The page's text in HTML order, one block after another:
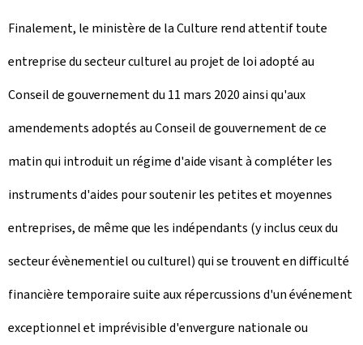
Finalement, le ministère de la Culture rend attentif toute
entreprise du secteur culturel au projet de loi adopté au
Conseil de gouvernement du 11 mars 2020 ainsi qu'aux
amendements adoptés au Conseil de gouvernement de ce
matin qui introduit un régime d'aide visant à compléter les
instruments d'aides pour soutenir les petites et moyennes
entreprises, de même que les indépendants (y inclus ceux du
secteur évènementiel ou culturel) qui se trouvent en difficulté
financière temporaire suite aux répercussions d'un événement
exceptionnel et imprévisible d'envergure nationale ou